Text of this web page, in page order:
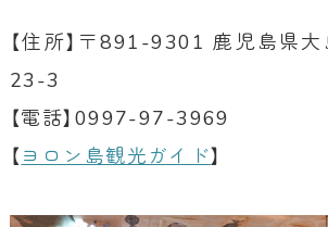
【住所】〒891-9301 鹿児島県
23-3
【電話】0997-97-3969
【 ヨロン島観光ガイド】